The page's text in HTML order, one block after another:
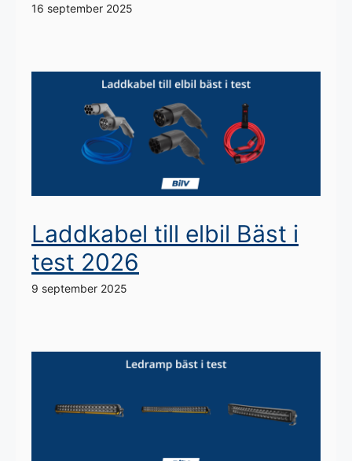
16 september 2025
Laddkabel till elbil Bäst i
test 2026
9 september 2025